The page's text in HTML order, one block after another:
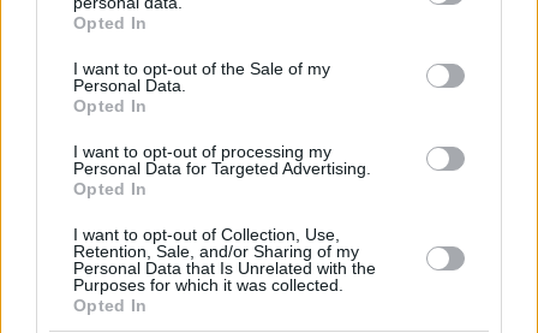
grant or deny consent to Google and its third-party tags to
use your data for below specified purposes in below Google
consent section.
Opted In
I want to opt-out of the Sale of my
Personal Data.
Opted In
I want to opt-out of processing my
Personal Data for Targeted Advertising.
Opted In
I want to opt-out of Collection, Use,
Retention, Sale, and/or Sharing of my
Personal Data that Is Unrelated with the
Purposes for which it was collected.
Opted In